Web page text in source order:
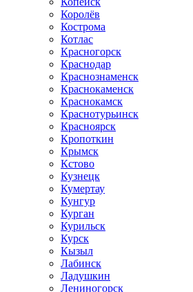
Королёв
Кострома
Котлас
Красногорск
Краснодар
Краснознаменск
Краснокаменск
Краснокамск
Краснотурьинск
Красноярск
Кропоткин
Крымск
Кстово
Кузнецк
Кумертау
Кунгур
Курган
Курильск
Курск
Кызыл
Лабинск
Ладушкин
Лениногорск